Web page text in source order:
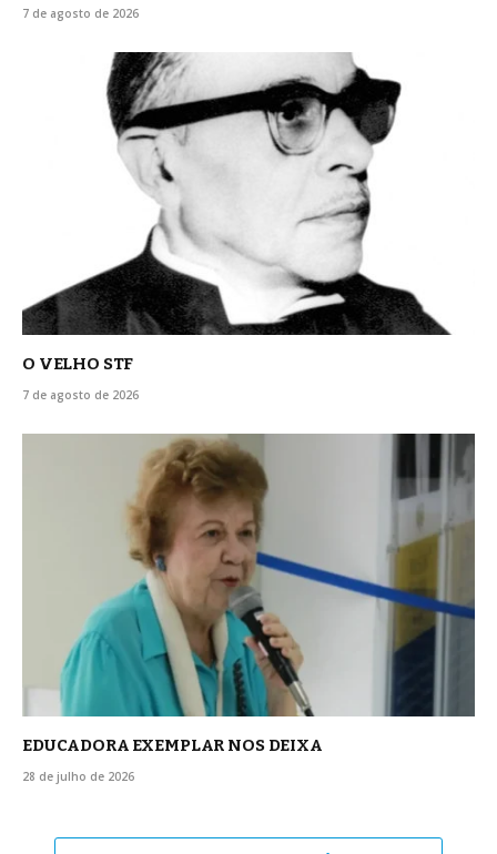
7 de agosto de 2026
O VELHO STF
7 de agosto de 2026
EDUCADORA EXEMPLAR NOS DEIXA
28 de julho de 2026